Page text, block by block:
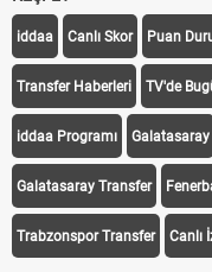
iddaa Canlı Skor Puan
Transfer Haberleri TV'de
iddaa Programı Galatasaray
Galatasaray Transfer
Trabzonspor Transfer Canlı